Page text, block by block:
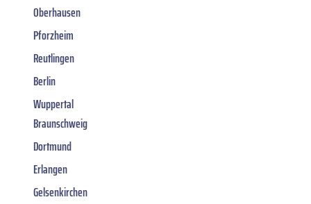
Oberhausen
Pforzheim
Reutlingen
Berlin
Wuppertal
Braunschweig
Dortmund
Erlangen
Gelsenkirchen